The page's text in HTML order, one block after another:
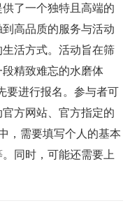
了一个独特且高端的
高品质的服务与活动
活方式。活动旨在筛
精致难忘的水磨体
要进行报名。参与者可
方网站、官方指定的
，需要填写个人的基本
同时，可能还需要上